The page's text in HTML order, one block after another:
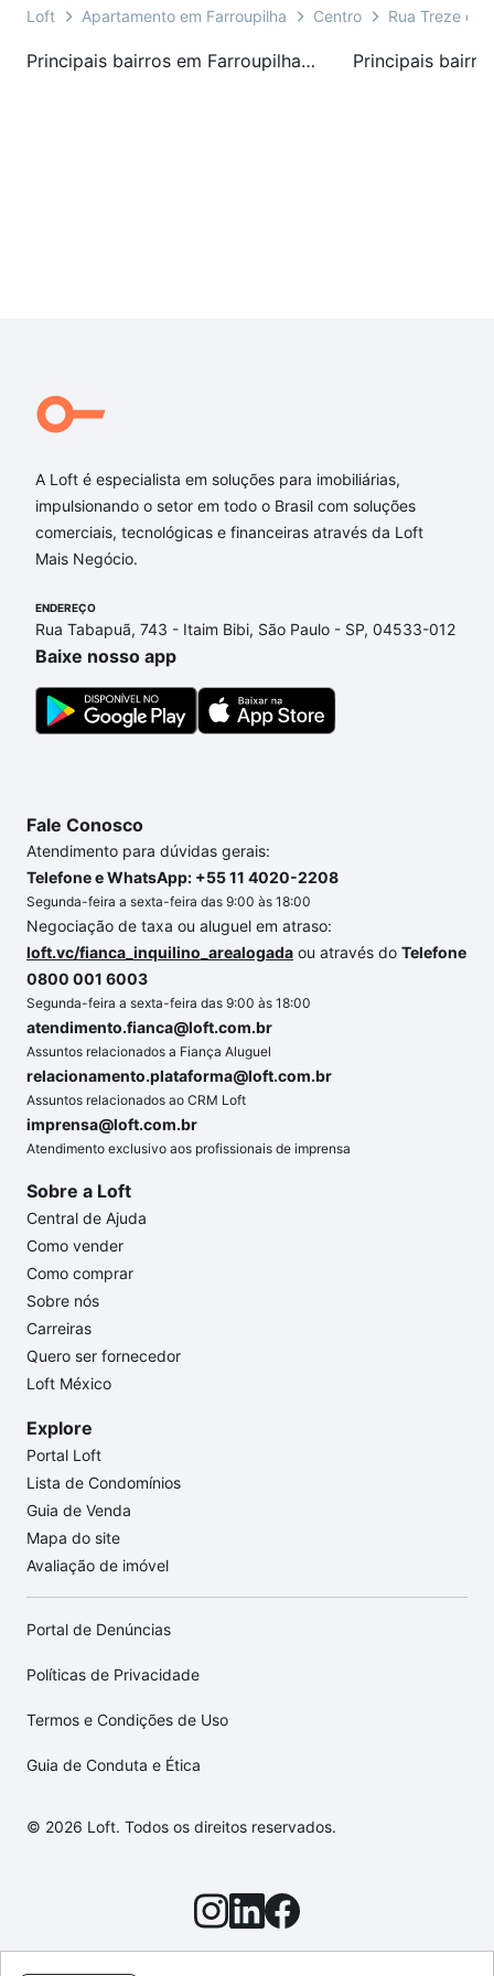
Revestimento externo com detalhes em pastilha
Saneamento
Loft Apartamento em Farroupilha Centro Rua Treze de
Principais bairros em Farroupilha, RS
A Loft é especialista em soluções para imobiliárias,
impulsionando o setor em todo o Brasil com soluções
comerciais, tecnológicas e financeiras através da Loft
Mais Negócio.
ENDEREÇO
Rua Tabapuã, 743 - Itaim Bibi, São Paulo - SP, 04533-012
Baixe nosso app
Fale Conosco
Atendimento para dúvidas gerais:
Telefone e WhatsApp: +55 11 4020-2208
Segunda-feira a sexta-feira das 9:00 às 18:00
Negociação de taxa ou aluguel em atraso:
loft.vc/fianca_inquilino_arealogada ou através do Telefone
0800 001 6003
Segunda-feira a sexta-feira das 9:00 às 18:00
atendimento.fianca@loft.com.br
Assuntos relacionados a Fiança Aluguel
relacionamento.plataforma@loft.com.br
Assuntos relacionados ao CRM Loft
imprensa@loft.com.br
Atendimento exclusivo aos profissionais de imprensa
Sobre a Loft
Central de Ajuda
Como vender
Como comprar
Sobre nós
Carreiras
Quero ser fornecedor
Loft México
Explore
Portal Loft
Lista de Condomínios
Guia de Venda
Mapa do site
Avaliação de imóvel
Portal de Denúncias
Políticas de Privacidade
Termos e Condições de Uso
Guia de Conduta e Ética
© 2026 Loft. Todos os direitos reservados.